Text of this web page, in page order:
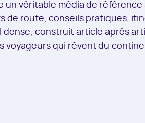
un véritable média de référence
de route, conseils pratiques,
dense, construit article après
voyageurs qui rêvent du